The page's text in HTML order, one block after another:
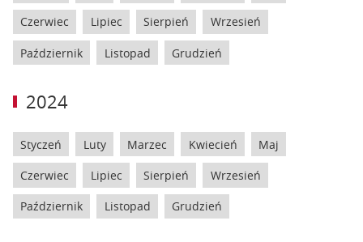
Czerwiec Lipiec Sierpień Wrzesień
Październik Listopad Grudzień
2024
Styczeń Luty Marzec Kwiecień Maj
Czerwiec Lipiec Sierpień Wrzesień
Październik Listopad Grudzień